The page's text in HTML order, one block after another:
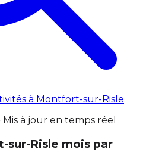
à Montfort-sur-Risle
Mis à jour en temps réel
sur-Risle mois par